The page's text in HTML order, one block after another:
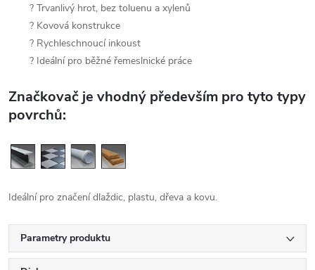
? Trvanlivý hrot, bez toluenu a xylenů
? Kovová konstrukce
? Rychleschnoucí inkoust
? Ideální pro běžné řemeslnické práce
Značkovač je vhodný především pro tyto typy
povrchů:
Ideální pro značení dlaždic, plastu, dřeva a kovu.
Parametry produktu